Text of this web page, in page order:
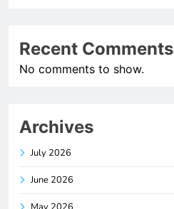
Recent Comments
No comments to show.
Archives
July 2026
June 2026